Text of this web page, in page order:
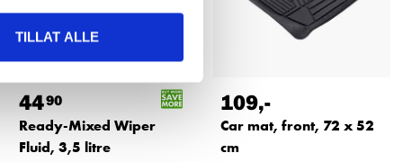
TILLAT ALLE
4490
Ready-Mixed Wiper
Fluid, 3,5 litre
109,-
Car mat, front, 72 x 52
cm